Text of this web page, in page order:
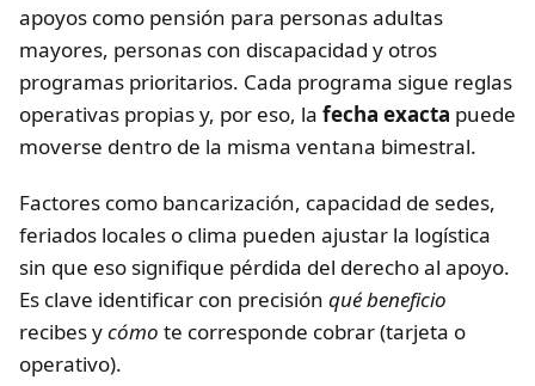
apoyos como pensión para personas adultas
mayores, personas con discapacidad y otros
programas prioritarios. Cada programa sigue reglas
operativas propias y, por eso, la fecha exacta puede
moverse dentro de la misma ventana bimestral.
Factores como bancarización, capacidad de sedes,
feriados locales o clima pueden ajustar la logística
sin que eso signifique pérdida del derecho al apoyo.
Es clave identificar con precisión qué beneficio
recibes ycómo te corresponde cobrar (tarjeta o
operativo).